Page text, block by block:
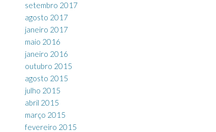
setembro 2017
agosto 2017
janeiro 2017
maio 2016
janeiro 2016
outubro 2015
agosto 2015
julho 2015
abril 2015
março 2015
fevereiro 2015